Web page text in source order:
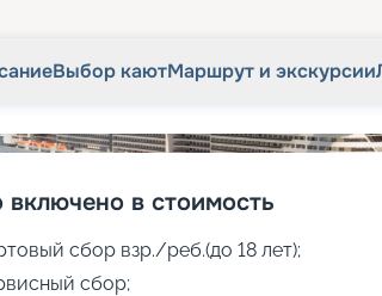
Выбор каютМаршрут и экскурсии
включено в стоимость
сбор взр./реб.(до 18 лет);
сбор;